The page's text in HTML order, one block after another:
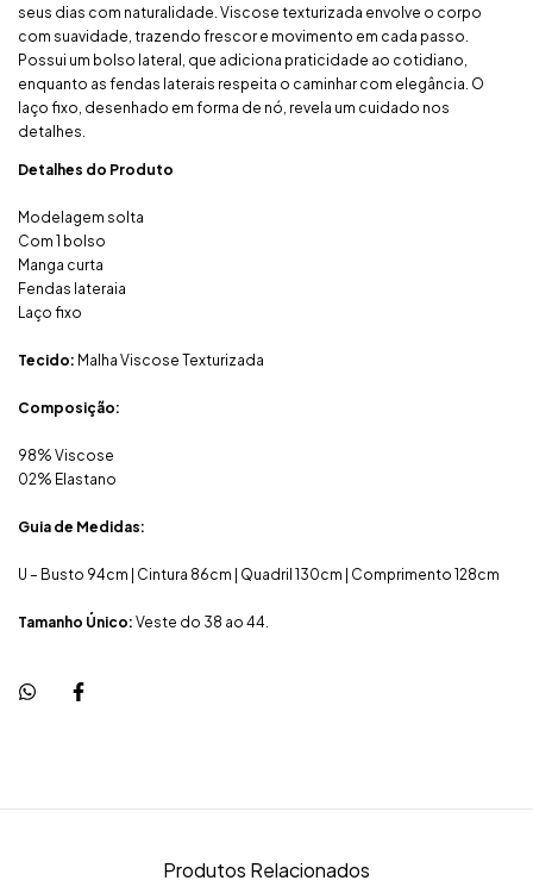
seus dias com naturalidade. Viscose texturizada envolve o corpo
com suavidade, trazendo frescor e movimento em cada passo.
Possui um bolso lateral, que adiciona praticidade ao cotidiano,
enquanto as fendas laterais respeita o caminhar com elegância. O
laço fixo, desenhado em forma de nó, revela um cuidado nos
detalhes.
Detalhes do Produto
Modelagem solta
Com 1 bolso
Manga curta
Fendas lateraia
Laço fixo
Tecido: Malha Viscose Texturizada
Composição:
98% Viscose
02% Elastano
Guia de Medidas:
U – Busto 94cm | Cintura 86cm | Quadril 130cm | Comprimento 128cm
Tamanho Único: Veste do 38 ao 44.
Produtos Relacionados